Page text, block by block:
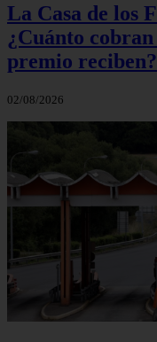
La Casa de los
¿Cuánto
premio reciben?
02/08/2026